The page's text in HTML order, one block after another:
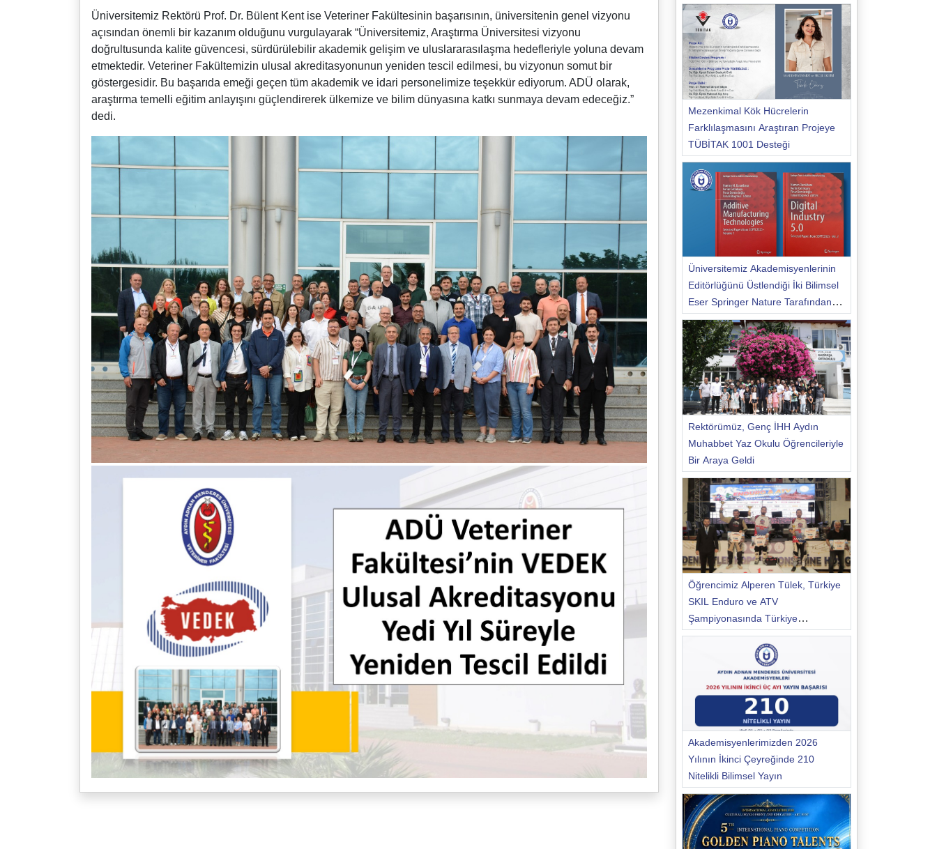
Üniversitemiz Rektörü Prof. Dr. Bülent Kent ise Veteriner Fakültesinin başarısının, üniversitenin genel vizyonu
açısından önemli bir kazanım olduğunu vurgulayarak “Üniversitemiz, Araştırma Üniversitesi vizyonu
doğrultusunda kalite güvencesi, sürdürülebilir akademik gelişim ve uluslararasılaşma hedefleriyle yoluna devam
etmektedir. Veteriner Fakültemizin ulusal akreditasyonunun yeniden tescil edilmesi, bu vizyonun somut bir
göstergesidir. Bu başarıda emeği geçen tüm akademik ve idari personelimize teşekkür ediyorum. ADÜ olarak,
araştırma temelli eğitim anlayışını güçlendirerek ülkemize ve bilim dünyasına katkı sunmaya devam edeceğiz.”
dedi.
Mezenkimal Kök Hücrelerin
Farklılaşmasını Araştıran Projeye
TÜBİTAK 1001 Desteği
Üniversitemiz Akademisyenlerinin
Editörlüğünü Üstlendiği İki Bilimsel
Eser Springer Nature Tarafından
Yayımlandı
Rektörümüz, Genç İHH Aydın
Muhabbet Yaz Okulu Öğrencileriyle
Bir Araya Geldi
Öğrencimiz Alperen Tülek, Türkiye
SKIL Enduro ve ATV
Şampiyonasında Türkiye
Şampiyonu Oldu
Akademisyenlerimizden 2026
Yılının İkinci Çeyreğinde 210
Nitelikli Bilimsel Yayın